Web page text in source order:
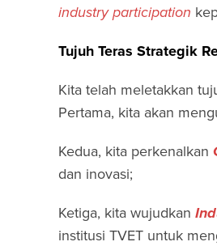
industry participation
Tujuh Teras Strategik
Kita telah meletakkan
Pertama, kita akan
Kedua, kita perkenalkan
dan inovasi;
Ketiga, kita wujudkan
institusi TVET untuk